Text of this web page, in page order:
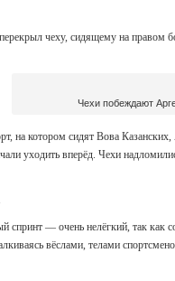
чеху, сидящему на правом
Чехи побеждают
на котором сидят Вова Казанских,
уходить вперёд. Чехи
спринт — очень нелёгкий, так как
вёслами, телами